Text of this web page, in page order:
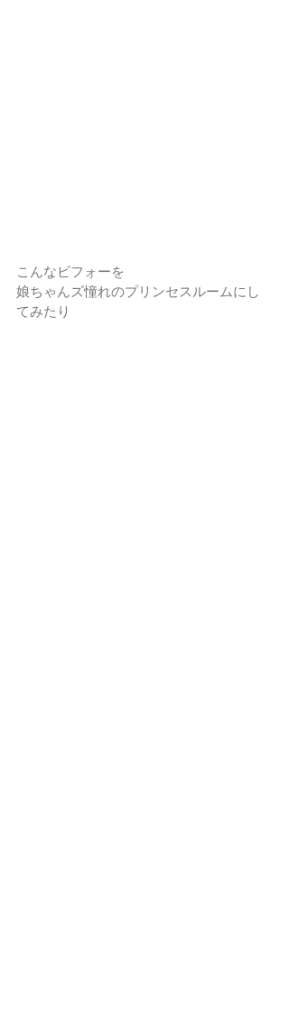
こんなビフォーを
娘ちゃんズ憧れのプリンセスルームにし
てみたり